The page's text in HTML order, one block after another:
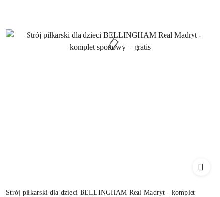
Strój piłkarski dla dzieci BELLINGHAM Real Madryt - komplet